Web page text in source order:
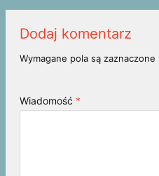
Dodaj komentarz
Wymagane pola są zaznaczone
Wiadomość *